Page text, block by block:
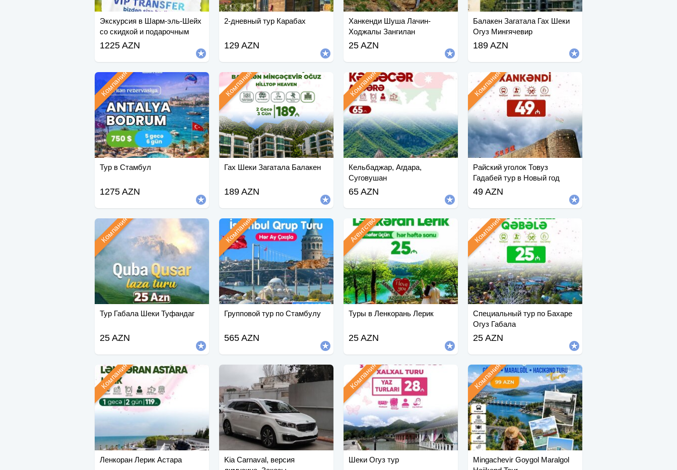
Экскурсия в Шарм-эль-Шейх
со скидкой и подарочным
сертификатом.
1225 AZN
2-дневный тур Карабах
129 AZN
Ханкенди Шуша Лачин-
Ходжалы Зангилан
Джебраильский тур
25 AZN
Балакен Загатала Гах Шеки
Огуз Мингячевир
189 AZN
Тур в Стамбул
Компания
1275 AZN
Гах Шеки Загатала Балакен
Компания
189 AZN
Кельбаджар, Агдара,
Суговушан
Компания
65 AZN
Райский уголок Товуз
Гадабей тур в Новый год
Компания
49 AZN
Тур Габала Шеки Туфандаг
Компания
25 AZN
Групповой тур по Стамбулу
Компания
565 AZN
Туры в Ленкорань Лерик
Агентство
25 AZN
Специальный тур по Бахаре
Огуз Габала
Компания
25 AZN
Ленкоран Лерик Астара
Компания
Kia Carnaval, версия
Шеки Огуз тур
Компания
Mingachevir Goygol Maralgol
Компания